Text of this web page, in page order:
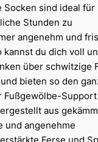
Socken sind ideal für
Stunden zu
angenehm und
kannst du dich voll
über schwitzige
bieten so den
Fußgewölbe-Support
aus
und angenehme